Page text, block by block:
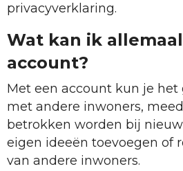
privacyverklaring.
Wat kan ik
account?
Met een account kun je het
met andere inwoners,
betrokken worden bij
eigen ideeën toevoegen of
van andere inwoners.